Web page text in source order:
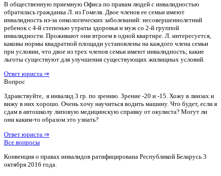
В общественную приемную Офиса по правам людей с инвалидностью
обратилась гражданка Л. из Гомеля. Двое членов ее семьи имеют
инвалидность из-за онкологических заболеваний: несовершеннолетний
ребенок с 4-й степенью утраты здоровья и муж со 2-й группой
инвалидности. Проживают они втроем в одной квартире. Л. интересуется,
каковы нормы квадратной площади установлены на каждого члена семьи
при условии, что двое из трех членов семьи имеют инвалидность; какие
льготы существуют для улучшения существующих жилищных условий.
Ответ юриста ⇒
Вопрос
Здравствуйте, я инвалид 3 гр. по зрению. Зрение -20 и -15. Хожу в линзах и
вижу в них хорошо. Очень хочу научиться водить машину. Что будет, если я
сдам в автошколу липовую медицинскую справку от окулиста? Могут ли
они каким-то образом это узнать?
Ответ юриста ⇒
Все вопросы
Конвенция о правах инвалидов ратифицирована Республикой Беларусь 3
октября 2016 года.